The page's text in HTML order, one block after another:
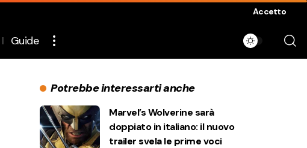
Accetto
Guide
Potrebbe interessarti anche
Marvel’s Wolverine sarà
doppiato in italiano: il nuovo
trailer svela le prime voci